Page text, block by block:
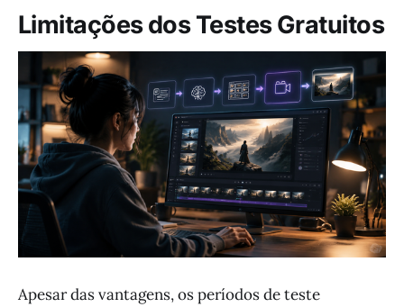
Limitações dos Testes Gratuitos
Apesar das vantagens, os períodos de teste